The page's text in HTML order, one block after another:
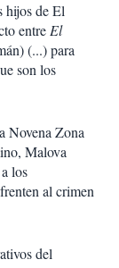
hijos de El
entre El
(...) para
son los
Novena Zona
Malova
los
al crimen
del